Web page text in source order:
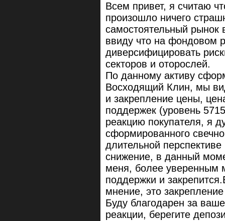
Всем привет, я считаю
произошло ничего
самостоятельный рынок
ввиду что на фондовом
диверсифицировать
секторов и оторослей.
По данному активу
Восходящий Клин, мы
и закрепление цены,
поддержек (уровень
реакцию покупателя, я
сформированного
длительной
снижение, в данный
меня, более уверенным
поддержки и
мнение, это
Буду благодарен за
реакции, берегите